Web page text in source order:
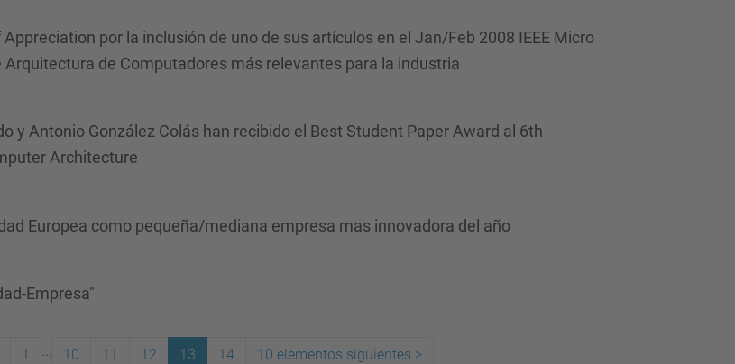
por la inclusión de uno de sus artículos en el Jan/Feb 2008 IEEE Micro
de Computadores más relevantes para la industria
y Antonio González Colás han recibido el Best Student Paper Award al 6th
Architecture
Europea como pequeña/mediana empresa mas innovadora del año
Empresa"
1 10 11 12 13 14 10 elementos siguientes >